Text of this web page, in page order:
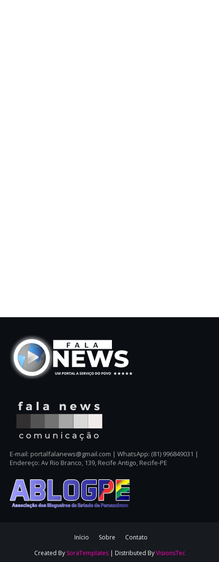
E-mail: portalfalanews@gmail.com | WhatsApp: (81) 996849031 |
Endereço: Av Rio Branco, 139, Recife Antigo, Recife-PE
Início Sobre
Contato
Created By SoraTemplates| Distributed ByVisionsTec